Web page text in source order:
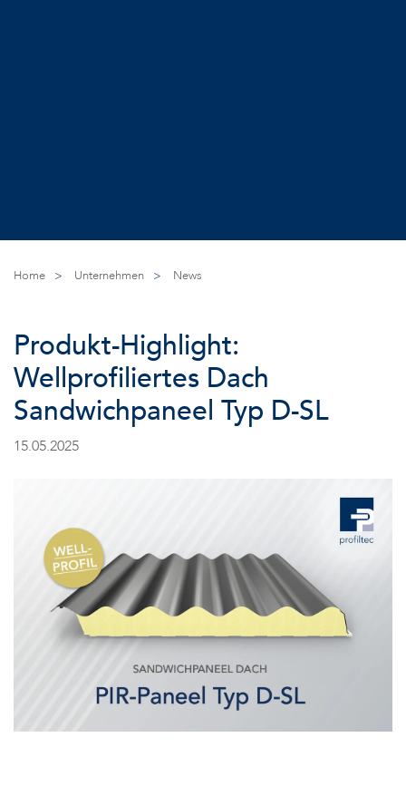
Home > Unternehmen > News
Produkt-Highlight:
Wellprofiliertes Dach
Sandwichpaneel Typ D-SL
15.05.2025